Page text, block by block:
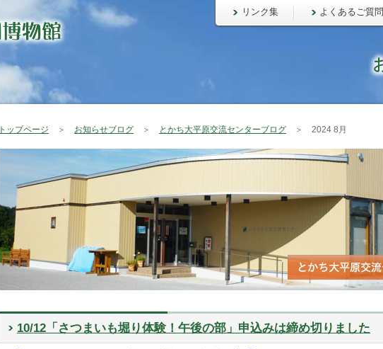
リンク集 よくあるご質問
トップページ ＞ お知らせブログ ＞ とかち大平原交流センターブログ ＞ 2024 8月
10/12「さつまいも堀り体験！午後の部」申込みは締め切りました